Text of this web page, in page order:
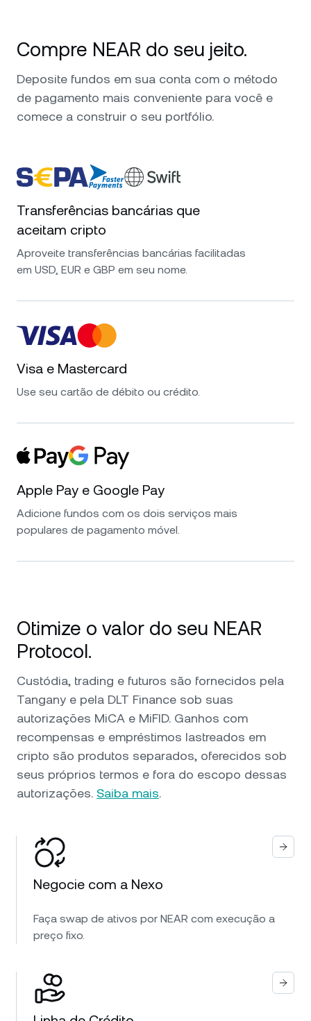
Compre NEAR do seu jeito.
Deposite fundos em sua conta com o método
de pagamento mais conveniente para você e
comece a construir o seu portfólio.
Transferências bancárias que
aceitam cripto
Aproveite transferências bancárias facilitadas
em USD, EUR e GBP em seu nome.
Visa e Mastercard
Use seu cartão de débito ou crédito.
Apple Pay e Google Pay
Adicione fundos com os dois serviços mais
populares de pagamento móvel.
Otimize o valor do seu NEAR
Protocol.
Custódia, trading e futuros são fornecidos pela
Tangany e pela DLT Finance sob suas
autorizações MiCA e MiFID. Ganhos com
recompensas e empréstimos lastreados em
cripto são produtos separados, oferecidos sob
seus próprios termos e fora do escopo dessas
autorizações. Saiba mais.
Negocie com a Nexo
Faça swap de ativos por NEAR com execução a
preço fixo.